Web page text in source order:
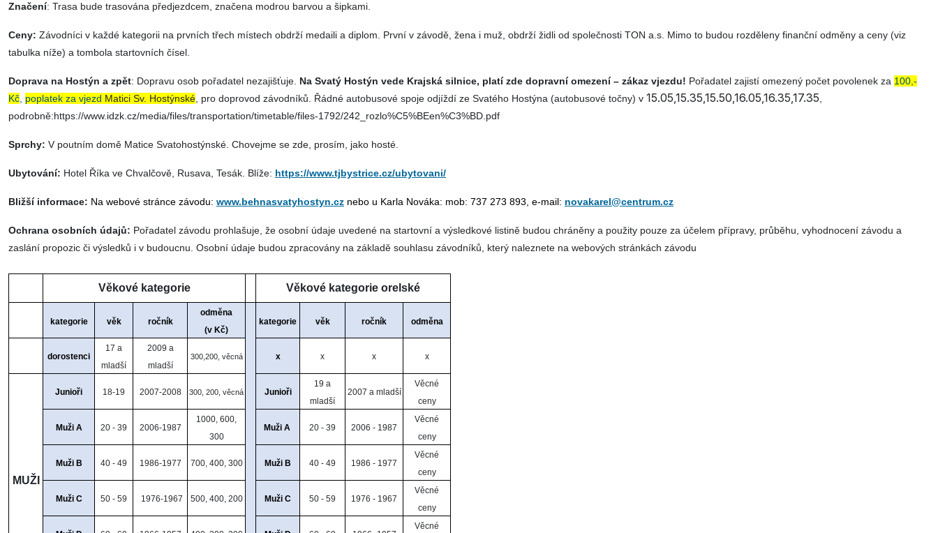
Značení: Trasa bude trasována předjezdcem, značena modrou barvou a šipkami.
Ceny: Závodníci v každé kategorii na prvních třech místech obdrží medaili a diplom. První v závodě, žena i muž, obdrží židli od společnosti TON a.s. Mimo to budou rozděleny finanční odměny a ceny (viz
tabulka níže) a tombola startovních čísel.
Doprava na Hostýn a zpět: Dopravu osob pořadatel nezajišťuje. Na Svatý Hostýn vede Krajská silnice, platí zde dopravní omezení – zákaz vjezdu! Pořadatel zajistí omezený počet povolenek za 100,-
Kč, poplatek za vjezd Matici Sv. Hostýnské, pro doprovod závodníků. Řádné autobusové spoje odjíždí ze Svatého Hostýna (autobusové točny) v 15.05,15.35,15.50,16.05,16.35,17.35,
podrobně:https://www.idzk.cz/media/files/transportation/timetable/files-1792/242_rozlo%C5%BEen%C3%BD.pdf
Sprchy: V poutním domě Matice Svatohostýnské. Chovejme se zde, prosím, jako hosté.
Ubytování: Hotel Říka ve Chvalčově, Rusava, Tesák. Blíže: https://www.tjbystrice.cz/ubytovani/
Bližší informace: Na webové stránce závodu: www.behnasvatyhostyn.cz nebo u Karla Nováka: mob: 737 273 893, e-mail: novakarel@centrum.cz
Ochrana osobních údajů: Pořadatel závodu prohlašuje, že osobní údaje uvedené na startovní a výsledkové listině budou chráněny a použity pouze za účelem přípravy, průběhu, vyhodnocení závodu a
zaslání propozic či výsledků i v budoucnu. Osobní údaje budou zpracovány na základě souhlasu závodníků, který naleznete na webových stránkách závodu
Věkové kategorie Věkové kategorie orelské
kategorie věk ročník
odměna
(v Kč)
kategorie věk ročník odměna
dorostenci
17 a
mladší
2009 a
mladší
300,200, věcná x x x x
MUŽI
Junioři 18-19 2007-2008 300, 200, věcná Junioři
19 a
mladší
2007 a mladší
Věcné
ceny
Muži A 20 - 39 2006-1987
1000, 600,
300
Muži A 20 - 39 2006 - 1987
Věcné
ceny
Muži B 40 - 49 1986-1977 700, 400, 300 Muži B 40 - 49 1986 - 1977
Věcné
ceny
Muži C 50 - 59 1976-1967 500, 400, 200 Muži C 50 - 59 1976 - 1967
Věcné
ceny
Věcné